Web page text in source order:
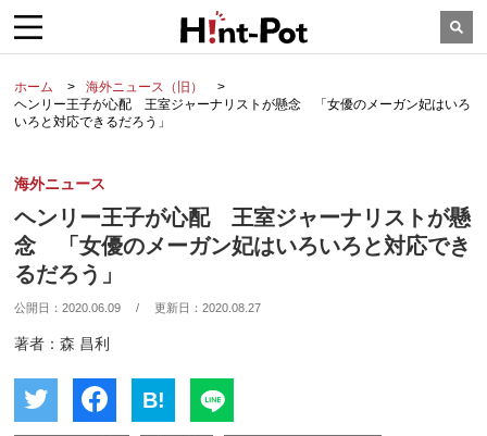
ホーム
海外ニュース（旧）
ヘンリー王子が心配 王室ジャーナリストが懸念 「女優のメーガン妃はいろ
いろと対応できるだろう」
海外ニュース
ヘンリー王子が心配 王室ジャーナリストが懸
念 「女優のメーガン妃はいろいろと対応でき
るだろう」
公開日：2020.06.09 / 更新日：2020.08.27
著者：森 昌利
B!